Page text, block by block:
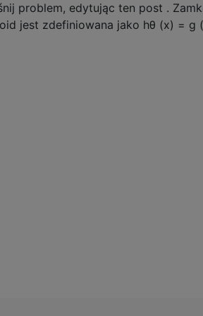
problem, edytując ten post .
jest zdefiniowana jako hθ (x) = g